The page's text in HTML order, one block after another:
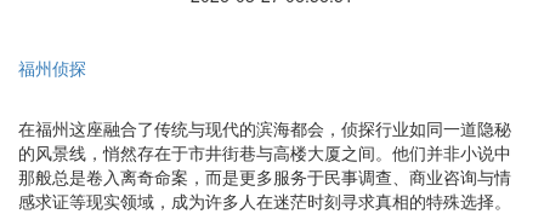
福州侦探
在福州这座融合了传统与现代的滨海都会，侦探行业如同一道隐秘
的风景线，悄然存在于市井街巷与高楼大厦之间。他们并非小说中
那般总是卷入离奇命案，而是更多服务于民事调查、商业咨询与情
感求证等现实领域，成为许多人在迷茫时刻寻求真相的特殊选择。